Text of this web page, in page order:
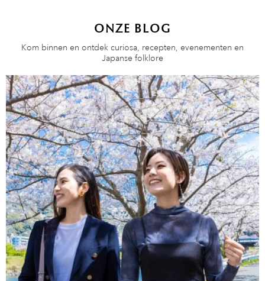
ONZE BLOG
Kom binnen en ontdek curiosa, recepten, evenementen en
Japanse folklore